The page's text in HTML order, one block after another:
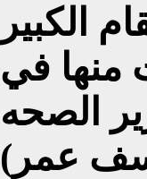
الكبير
منها في
الصحه
عمر)